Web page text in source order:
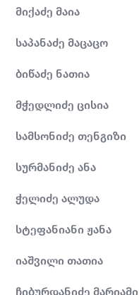
მიქაძე მაია
საპანაძე მაცაცო
ბიწაძე ნათია
მჭედლიძე ცისია
სამსონიძე თენგიზი
სურმანიძე ანა
ჭელიძე ალუდა
სტეფანიანი ჟანა
იაშვილი თათია
ჩიბურდანიძე მარიამი